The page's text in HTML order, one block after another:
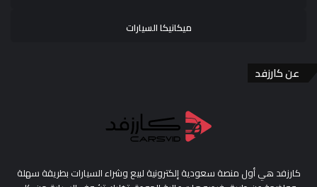
ميكانيكا السيارات
عن كارزفد
كارزفد هي أول منصة سعودية إلكترونية لبيع وشراء السيارات بطريقة سهلة